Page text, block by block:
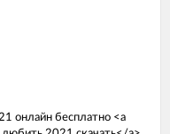
онлайн бесплатно <a